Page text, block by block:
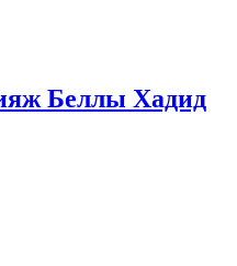
Беллы Хадид